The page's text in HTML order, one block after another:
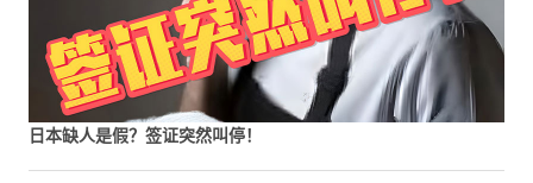
日本缺人是假？签证突然叫停！